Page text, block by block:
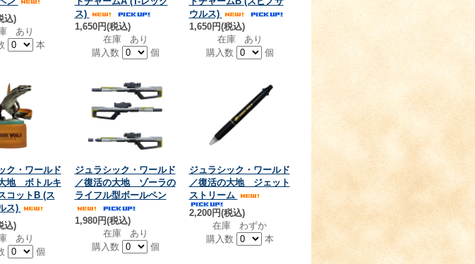
込)
あり
本
ス)
1,650円(税込)
在庫 あり
購入数
個
ウルス)
1,650円(税込)
在庫 あり
購入数
個
ク・ワールド
地 ボトルキ
コットB (ス
ス)
込)
あり
個
ジュラシック・ワールド
／復活の大地 ゾーラの
ライフル型ボールペン
1,980円(税込)
在庫 あり
購入数
個
ジュラシック・ワールド
／復活の大地 ジェット
ストリーム
2,200円(税込)
在庫 わずか
購入数
本